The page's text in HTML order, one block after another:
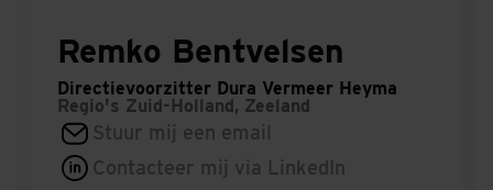
Remko Bentvelsen
Directievoorzitter Dura Vermeer Heyma
Regio's Zuid-Holland, Zeeland
Stuur mij een email
Contacteer mij via LinkedIn